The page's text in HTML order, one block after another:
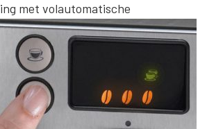
met volautomatische